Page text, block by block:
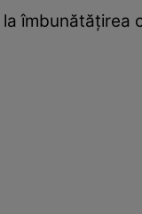
îmbunătăţirea